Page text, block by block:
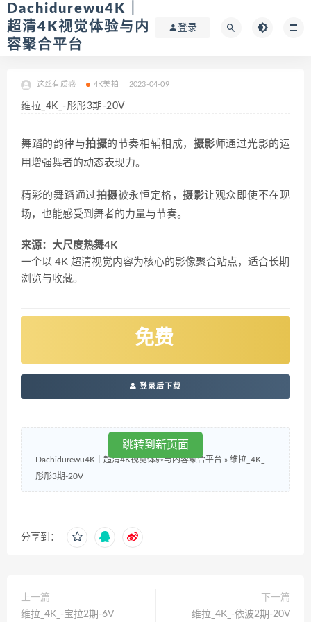
Dachidurewu4K｜
超清4K视觉体验与内
容聚合平台
登录
这丝有质感 4K美拍 2023-04-09
维拉_4K_-彤彤3期-20V
舞蹈的韵律与拍摄的节奏相辅相成， 摄影师通过光影的运
用增强舞者的动态表现力。
精彩的舞蹈通过拍摄被永恒定格，摄影让观众即使不在现
场，也能感受到舞者的力量与节奏。
来源：大尺度热舞4K
一个以 4K 超清视觉内容为核心的影像聚合站点，适合长期
浏览与收藏。
免费
登录后下载
Dachidurewu4K｜超清4K视觉体验与内容聚合平台 » 维拉_4K_-
彤彤3期-20V
分享到：
上一篇
维拉_4K_-宝拉2期-6V
下一篇
维拉_4K_-依波2期-20V
跳转到新页面